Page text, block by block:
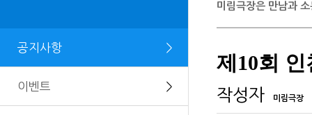
공지사항 ＞
이벤트 ＞
미림극장은 만남과
제10회
작성자 미림극장